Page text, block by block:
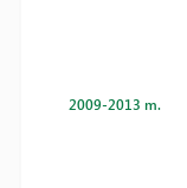
2009-2013 m.